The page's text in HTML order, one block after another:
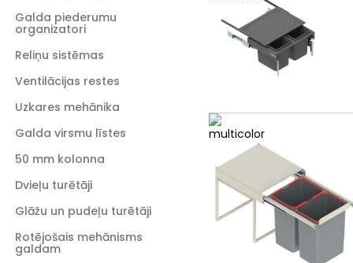
Galda piederumu
organizatori
Reliņu sistēmas
Ventilācijas restes
Uzkares mehānika
Galda virsmu līstes
50 mm kolonna
Dvieļu turētāji
Glāžu un pudeļu turētāji
Rotējošais mehānisms
galdam